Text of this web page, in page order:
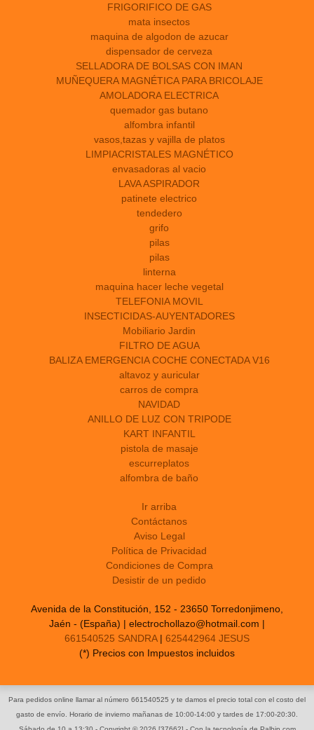
FRIGORIFICO DE GAS
mata insectos
maquina de algodon de azucar
dispensador de cerveza
SELLADORA DE BOLSAS CON IMAN
MUÑEQUERA MAGNÉTICA PARA BRICOLAJE
AMOLADORA ELECTRICA
quemador gas butano
alfombra infantil
vasos,tazas y vajilla de platos
LIMPIACRISTALES MAGNÉTICO
envasadoras al vacio
LAVA ASPIRADOR
patinete electrico
tendedero
grifo
pilas
pilas
linterna
maquina hacer leche vegetal
TELEFONIA MOVIL
INSECTICIDAS-AUYENTADORES
Mobiliario Jardin
FILTRO DE AGUA
BALIZA EMERGENCIA COCHE CONECTADA V16
altavoz y auricular
carros de compra
NAVIDAD
ANILLO DE LUZ CON TRIPODE
KART INFANTIL
pistola de masaje
escurreplatos
alfombra de baño
Ir arriba
Contáctanos
Aviso Legal
Política de Privacidad
Condiciones de Compra
Desistir de un pedido
Avenida de la Constitución, 152 - 23650 Torredonjimeno,
Jaén - (España) | electrochollazo@hotmail.com |
661540525 SANDRA| 625442964 JESUS
(*) Precios con Impuestos incluidos
Para pedidos online llamar al número 661540525 y te damos el precio total con el costo del
gasto de envío. Horario de invierno mañanas de 10:00-14:00 y tardes de 17:00-20:30.